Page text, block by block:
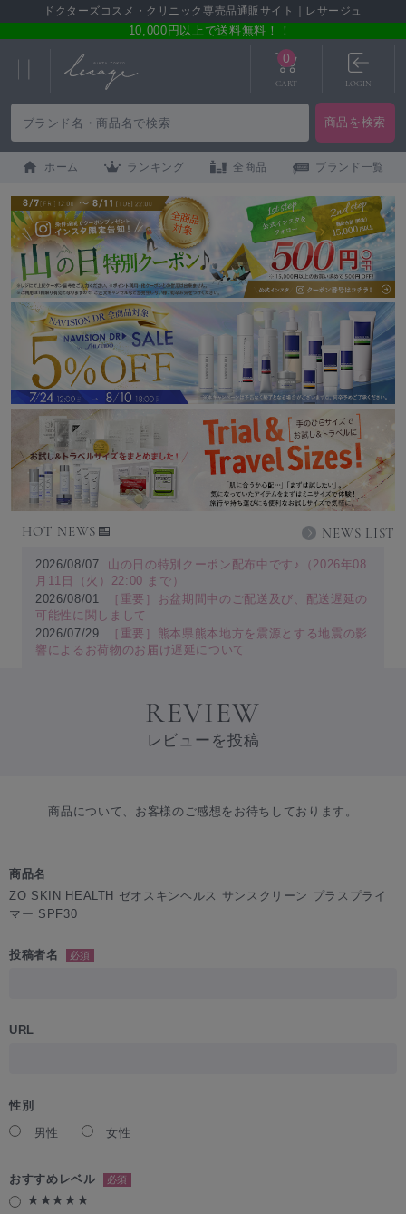
ドクターズコスメ・クリニック専売品通販サイト｜レサージュ
10,000円以上で送料無料！！
0
CART LOGIN
ホーム ランキング 全商品 ブランド一覧
HOT NEWS NEWS LIST
2026/08/07
山の日の特別クーポン配布中です♪（2026年08
月11日（火）22:00 まで）
2026/08/01
［重要］お盆期間中のご配送及び、配送遅延の
可能性に関しまして
2026/07/29
［重要］熊本県熊本地方を震源とする地震の影
響によるお荷物のお届け遅延について
REVIEW
レビューを投稿
商品について、お客様のご感想をお待ちしております。
商品名
ZO SKIN HEALTH ゼオスキンヘルス サンスクリーン プラスプライ
マー SPF30
投稿者名 必須
URL
性別
男性
女性
おすすめレベル 必須
★★★★★